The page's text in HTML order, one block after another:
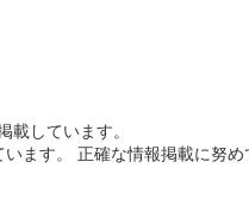
しています。
ます。 正確な情報掲載に努